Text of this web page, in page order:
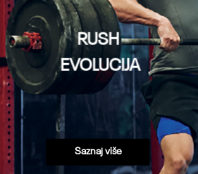
RUSH
EVOLUCIJA
Saznaj više